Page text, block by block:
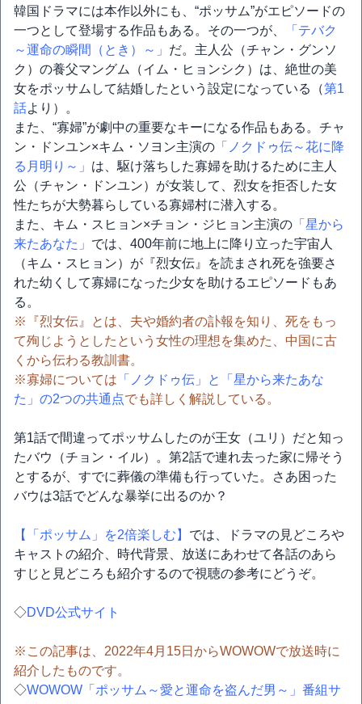
韓国ドラマには本作以外にも、“ポッサム”がエピソードの
一つとして登場する作品もある。その一つが、
「テバク
～運命の瞬間（とき）～」 だ。主人公（チャン・グンソ
ク）の養父マングム（イム・ヒョンシク）は、絶世の美
女をポッサムして結婚したという設定になっている（第1
話より）。
また、“寡婦”が劇中の重要なキーになる作品もある。チャ
ン・ドンユン×キム・ソヨン主演の 「ノクドゥ伝～花に降
る月明り～」 は、駆け落ちした寡婦を助けるために主人
公（チャン・ドンユン）が女装して、烈女を拒否した女
性たちが大勢暮らしている寡婦村に潜入する。
また、キム・スヒョン×チョン・ジヒョン主演の 「星から
来たあなた」 では、400年前に地上に降り立った宇宙人
（キム・スヒョン）が『烈女伝』を読まされ死を強要さ
れた幼くして寡婦になった少女を助けるエピソードもあ
る。
※『烈女伝』とは、夫や婚約者の訃報を知り、死をもっ
て殉じようとしたという女性の理想を集めた、中国に古
くから伝わる教訓書。
※寡婦については 「ノクドゥ伝」と「星から来たあな
た」の2つの共通点でも詳しく解説している。
第1話で間違ってポッサムしたのが王女（ユリ）だと知っ
たバウ（チョン・イル）。第2話で連れ去った家に帰そう
とするが、すでに葬儀の準備も行っていた。さあ困った
バウは3話でどんな暴挙に出るのか？
【「ポッサム」を2倍楽しむ】 では、ドラマの見どころや
キャストの紹介、時代背景、放送にあわせて各話のあら
すじと見どころも紹介するので視聴の参考にどうぞ。
◇DVD公式サイト
※この記事は、2022年4月15日からWOWOWで放送時に
紹介したものです。
◇WOWOW「ポッサム～愛と運命を盗んだ男～」番組サ